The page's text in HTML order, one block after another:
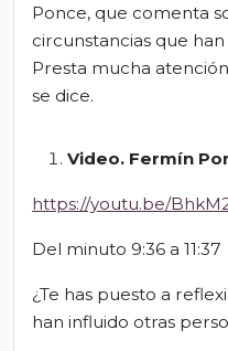
Ponce, que comenta
circunstancias que
Presta mucha
se dice.
Video. Fermín
https://youtu.be/
Del minuto 9:36 a 11:37
¿Te has puesto a
han influido otras